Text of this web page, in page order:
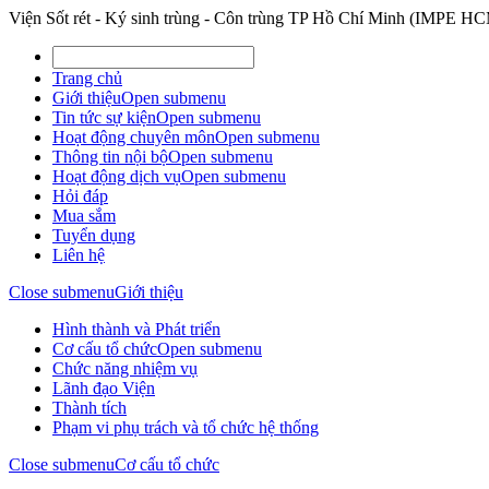
Viện Sốt rét - Ký sinh trùng - Côn trùng TP Hồ Chí Minh (IMPE
Trang chủ
Giới thiệuOpen submenu
Tin tức sự kiệnOpen submenu
Hoạt động chuyên mônOpen submenu
Thông tin nội bộOpen submenu
Hoạt động dịch vụOpen submenu
Hỏi đáp
Mua sắm
Tuyển dụng
Liên hệ
Close submenuGiới thiệu
Hình thành và Phát triển
Cơ cấu tổ chứcOpen submenu
Chức năng nhiệm vụ
Lãnh đạo Viện
Thành tích
Phạm vi phụ trách và tổ chức hệ thống
Close submenuCơ cấu tổ chức